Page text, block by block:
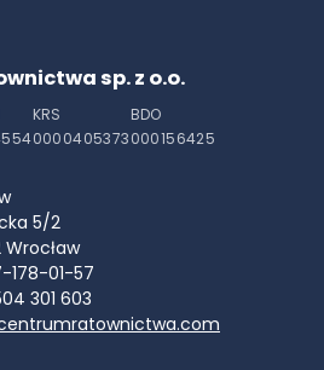
sp. z o.o.
KRS
0000405373
BDO
000156425
5/2
Wrocław
178-01-57
301 603